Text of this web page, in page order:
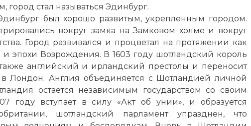
город стал называться Эдинбург.
был хорошо развитым, укрепленным городом.
вокруг замка на Замковом холме и вокруг
Город развивался и процветал на протяжении как
и эпохи Возрождения. В 1603 году шотландский король
английский и ирландский престолы и переносит
вЛондон. Англия объединяется с Шотландией личной
остается независимым государством со своим
году вступает в силу «Акт об унии», и образуется
шотландский парламент упразднен, что